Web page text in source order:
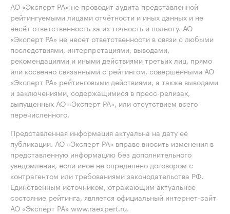
АО «Эксперт РА» не проводит аудита представленной
рейтингуемыми лицами отчётности и иных данных и не
несёт ответственность за их точность и полноту. АО
«Эксперт РА» не несет ответственности в связи с любыми
последствиями, интерпретациями, выводами,
рекомендациями и иными действиями третьих лиц, прямо
или косвенно связанными с рейтингом, совершенными АО
«Эксперт РА» рейтинговыми действиями, а также выводами
и заключениями, содержащимися в пресс-релизах,
выпущенных АО «Эксперт РА», или отсутствием всего
перечисленного.
Представленная информация актуальна на дату её
публикации. АО «Эксперт РА» вправе вносить изменения в
представленную информацию без дополнительного
уведомления, если иное не определено договором с
контрагентом или требованиями законодательства РФ.
Единственным источником, отражающим актуальное
состояние рейтинга, является официальный интернет-сайт
АО «Эксперт РА» www.raexpert.ru.